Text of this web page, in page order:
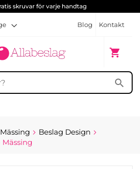
skruvar för varje handtag
Blog Kontakt
shopping_cart
Min
search
Mässing
Beslag Design